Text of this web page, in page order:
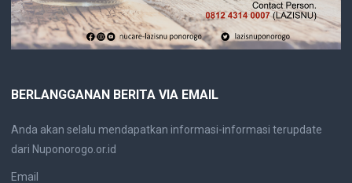
BERLANGGANAN BERITA VIA EMAIL
Anda akan selalu mendapatkan informasi-informasi terupdate
dari Nuponorogo.or.id
Email